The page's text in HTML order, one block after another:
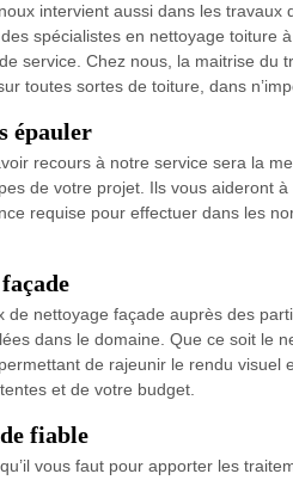
intervient aussi dans les travaux
spécialistes en nettoyage toiture
service. Chez nous, la maitrise du
toutes sortes de toiture, dans
épauler
recours à notre service sera la
de votre projet. Ils vous aideront
requise pour effectuer dans les
nettoyage façade auprès des
dans le domaine. Que ce soit le
de rajeunir le rendu
et de votre budget.
fiable
vous faut pour apporter les